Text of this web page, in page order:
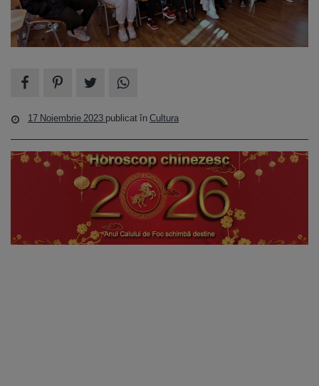
17 Noiembrie 2023 publicat înCultura